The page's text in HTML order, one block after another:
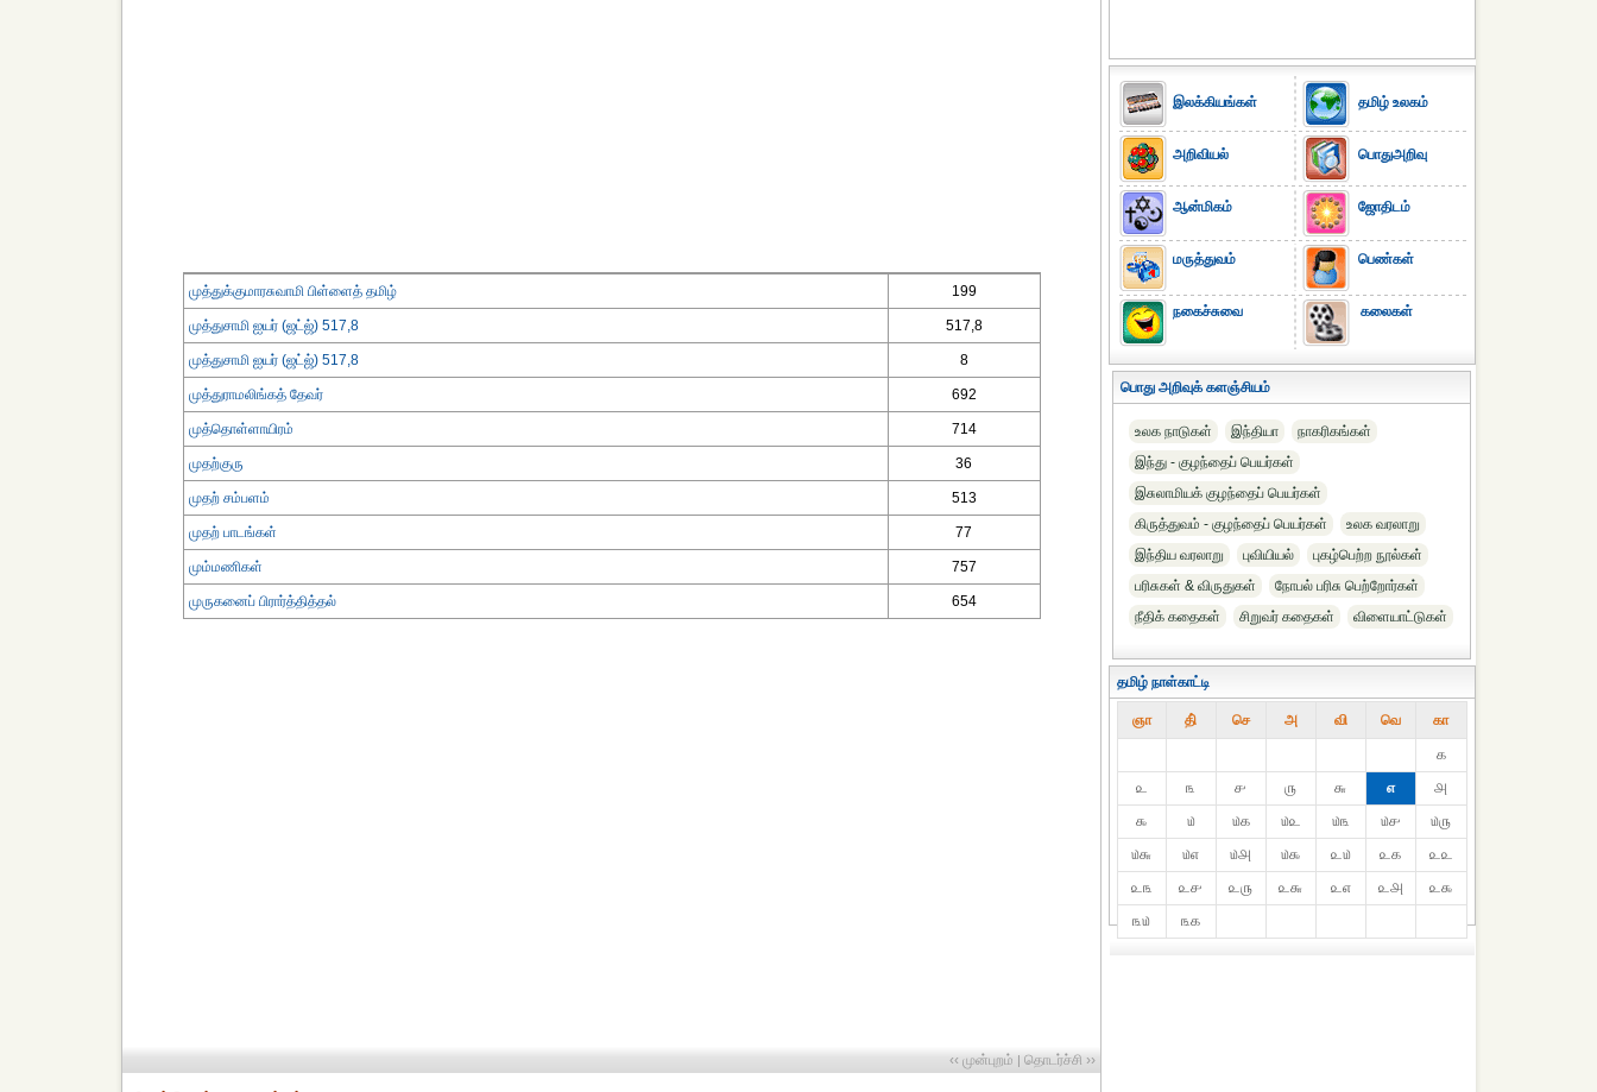
முத்துக்குமாரசுவாமி பிள்ளைத் தமிழ் 199
முத்துசாமி ஐயர் (ஜட்ஜ்) 517,8 517,8
முத்துசாமி ஐயர் (ஜட்ஜ்) 517,8 8
முத்துராமலிங்கத் தேவர் 692
முத்தொள்ளாயிரம் 714
முதற்குரு 36
முதற் சம்பளம் 513
முதற் பாடங்கள் 77
மும்மணிகள் 757
முருகனைப் பிரார்த்தித்தல் 654
‹‹ முன்புறம் | தொடர்ச்சி ››
இலக்கியங்கள்
அறிவியல்
ஆன்மிகம்
மருத்துவம்
நகைச்சுவை
தமிழ் உலகம்
பொதுஅறிவு
ஜோதிடம்
பெண்கள்
கலைகள்
பொது அறிவுக் களஞ்சியம்
உலக நாடுகள் இந்தியா
நாகரிகங்கள்
இந்து - குழந்தைப் பெயர்கள்
இசுலாமியக் குழந்தைப் பெயர்கள்
கிருத்துவம் - குழந்தைப் பெயர்கள்
உலக வரலாறு
இந்திய வரலாறு
புவியியல்
புகழ்பெற்ற நூல்கள்
பரிசுகள் & விருதுகள்
நோபல் பரிசு‎ பெற்றோர்‎கள்
நீதிக் கதைகள்
சிறுவர் கதைகள் விளையாட்டுகள்
தமிழ் நாள்காட்டி
ஞா தி் செ அ வி வெ கா
௧
௨
௩ ௪ ௫ ௬ ௭
௮
௯
௰ ௰௧ ௰௨ ௰௩ ௰௪
௰௫
௰௬
௰௭ ௰௮ ௰௯ ௨௰ ௨௧
௨௨
௨௩
௨௪ ௨௫ ௨௬ ௨௭ ௨௮
௨௯
௩௰
௩௧